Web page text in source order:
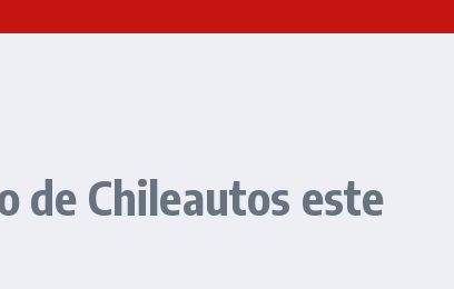
de Chileautos este